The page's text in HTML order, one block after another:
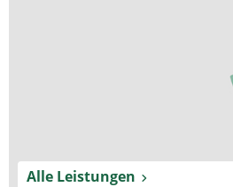
Alle Leistungen